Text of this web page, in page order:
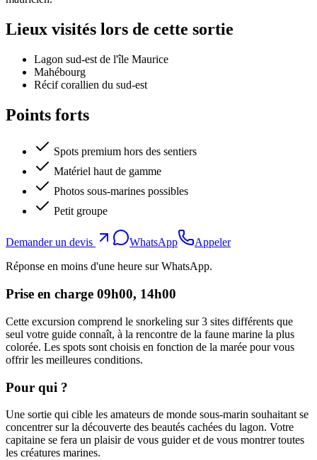
Lieux visités lors de cette sortie
Lagon sud-est de l'île Maurice
Mahébourg
Récif corallien du sud-est
Points forts
Spots premium hors des sentiers
Matériel haut de gamme
Photos sous-marines possibles
Petit groupe
Demander un devis WhatsApp
Appeler
Réponse en moins d'une heure sur WhatsApp.
Prise en charge 09h00, 14h00
Cette excursion comprend le snorkeling sur 3 sites différents que
seul votre guide connaît, à la rencontre de la faune marine la plus
colorée. Les spots sont choisis en fonction de la marée pour vous
offrir les meilleures conditions.
Pour qui ?
Une sortie qui cible les amateurs de monde sous-marin souhaitant se
concentrer sur la découverte des beautés cachées du lagon. Votre
capitaine se fera un plaisir de vous guider et de vous montrer toutes
les créatures marines.